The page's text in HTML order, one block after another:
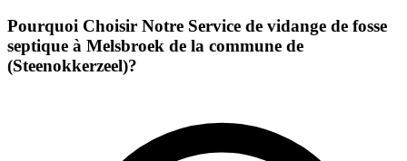
Pourquoi Choisir Notre Service de vidange de fosse
septique à Melsbroek de la commune de
(Steenokkerzeel)?